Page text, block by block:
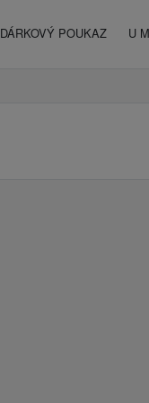
DÁRKOVÝ POUKAZ U